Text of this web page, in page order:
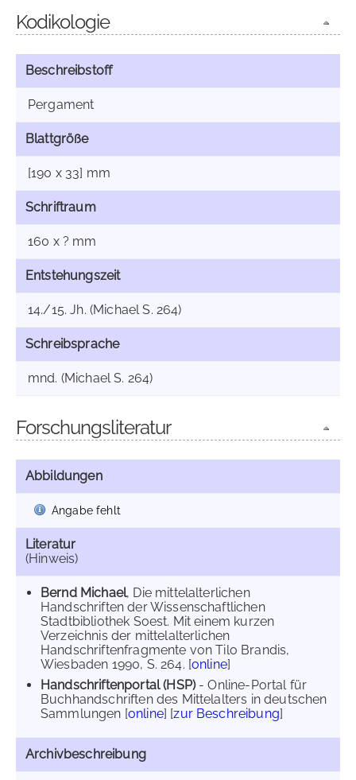
Kodikologie
Beschreibstoff
Pergament
Blattgröße
[190 x 33] mm
Schriftraum
160 x ? mm
Entstehungszeit
14./15. Jh. (Michael S. 264)
Schreibsprache
mnd. (Michael S. 264)
Forschungsliteratur
Abbildungen
Angabe fehlt
Literatur
(Hinweis)
Bernd Michael, Die mittelalterlichen
Handschriften der Wissenschaftlichen
Stadtbibliothek Soest. Mit einem kurzen
Verzeichnis der mittelalterlichen
Handschriftenfragmente von Tilo Brandis,
Wiesbaden 1990, S. 264. [online]
Handschriftenportal (HSP)- Online-Portal für
Buchhandschriften des Mittelalters in deutschen
Sammlungen [online] [zur Beschreibung]
Archivbeschreibung